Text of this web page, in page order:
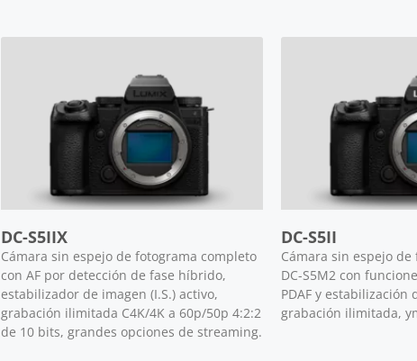
DC-S5IIX
Cámara sin espejo de fotograma completo
con AF por detección de fase híbrido,
estabilizador de imagen (I.S.) activo,
grabación ilimitada C4K/4K a 60p/50p 4:2:2
de 10 bits, grandes opciones de streaming.
DC-S5II
Cámara sin espejo
DC-S5M2 con
PDAF y estabilización
grabación ilimitada,